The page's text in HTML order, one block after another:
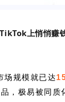
上悄悄赚
场规模就已达
，极易被同